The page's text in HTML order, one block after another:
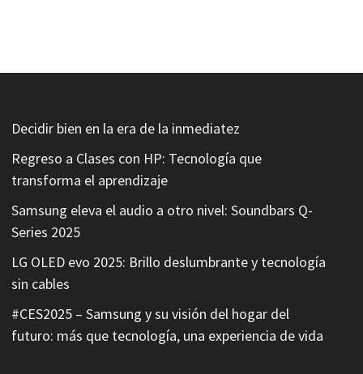
Decidir bien en la era de la inmediatez
Regreso a Clases con HP: Tecnología que
transforma el aprendizaje
Samsung eleva el audio a otro nivel: Soundbars Q-
Series 2025
LG OLED evo 2025: Brillo deslumbrante y tecnología
sin cables
#CES2025 – Samsung y su visión del hogar del
futuro: más que tecnología, una experiencia de vida